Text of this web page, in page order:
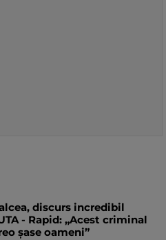
discurs incredibil
- Rapid: „Acest criminal
șase oameni”